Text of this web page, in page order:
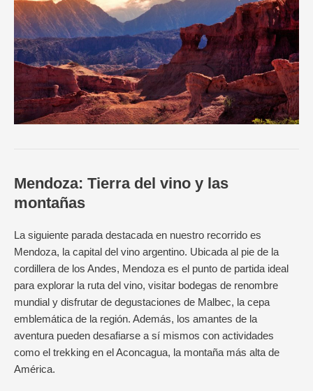
Mendoza: Tierra del vino y las
montañas
La siguiente parada destacada en nuestro recorrido es
Mendoza, la capital del vino argentino. Ubicada al pie de la
cordillera de los Andes, Mendoza es el punto de partida ideal
para explorar la ruta del vino, visitar bodegas de renombre
mundial y disfrutar de degustaciones de Malbec, la cepa
emblemática de la región. Además, los amantes de la
aventura pueden desafiarse a sí mismos con actividades
como el trekking en el Aconcagua, la montaña más alta de
América.